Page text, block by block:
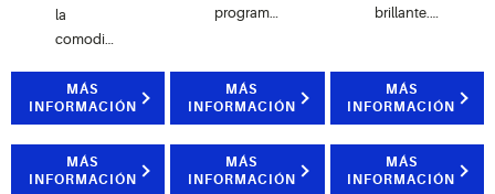
la
comodidad
hogar
con el
táctil Wi-
Fi Sensi™
MÁS
INFORMACIÓN
MÁS
INFORMACIÓN
programe
con solo
deslizar
utilizando
una
MÁS
INFORMACIÓN
MÁS
INFORMACIÓN
brillante.
Programación
seleccionable.
avanzadas.
MÁS
INFORMACIÓN
MÁS
INFORMACIÓN